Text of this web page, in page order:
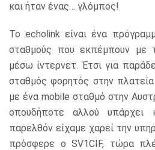
και ήταν ένας… γλόμπος!
Το echolink είναι ένα
σταθμούς που εκπέμπουν με
μέσω ίντερνετ. Έτσι για
σταθμός φορητός στην πλατεία
με ένα mobile σταθμό στην
οπουδήποτε αλλού υπάρχει
παρελθόν είχαμε χαρεί την
πρόσφερε ο SV1CIF, τώρα